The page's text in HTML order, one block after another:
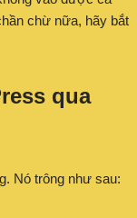
chừ nữa, hãy bắt
qua
Nó trông như sau: